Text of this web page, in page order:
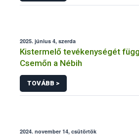
2025. június 4, szerda
Kistermelő tevékenységét
Csemőn a Nébih
TOVÁBB >
2024. november 14, csütörtök